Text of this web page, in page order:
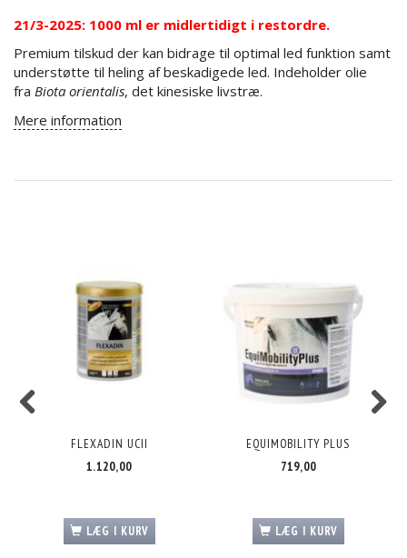
21/3-2025: 1000 ml er midlertidigt i restordre.
Premium tilskud der kan bidrage til optimal led funktion samt
understøtte til heling af beskadigede led. Indeholder olie
fra Biota orientalis, det kinesiske livstræ.
Mere information
FLEXADIN UCII
1.120,00
LÆG I KURV
EQUIMOBILITY PLUS
719,00
LÆG I KURV